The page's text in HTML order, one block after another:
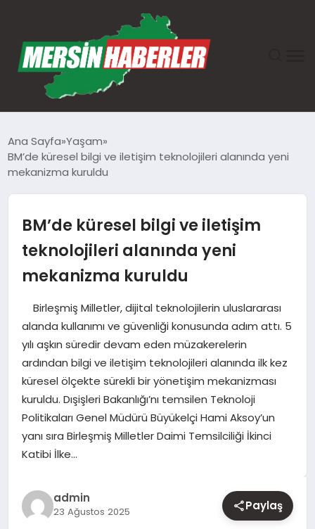
GÜNDEM
TEKNOLOJI
SPOR
YAŞAM
EĞITIM
Ana Sayfa Yaşam
BM’de küresel bilgi ve iletişim teknolojileri alanında yeni
mekanizma kuruldu
BM’de küresel bilgi ve iletişim
teknolojileri alanında yeni
mekanizma kuruldu
Birleşmiş Milletler, dijital teknolojilerin uluslararası
alanda kullanımı ve güvenliği konusunda adım attı. 5
yılı aşkın süredir devam eden müzakerelerin
ardından bilgi ve iletişim teknolojileri alanında ilk kez
küresel ölçekte sürekli bir yönetişim mekanizması
kuruldu. Dışişleri Bakanlığı’nı temsilen Teknoloji
Politikaları Genel Müdürü Büyükelçi Hami Aksoy’un
yanı sıra Birleşmiş Milletler Daimi Temsilciliği İkinci
Katibi İlke…
admin
23 Ağustos 2025 Paylaş